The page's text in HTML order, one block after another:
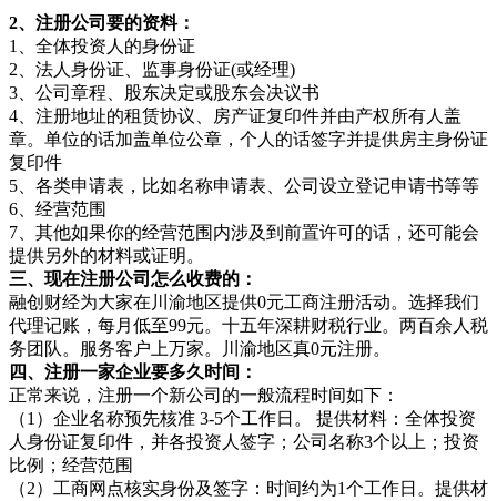
2、注册公司要的资料：
1、全体投资人的身份证
2、法人身份证、监事身份证(或经理)
3、公司章程、股东决定或股东会决议书
4、注册地址的租赁协议、房产证复印件并由产权所有人盖
章。单位的话加盖单位公章，个人的话签字并提供房主身份证
复印件
5、各类申请表，比如名称申请表、公司设立登记申请书等等
6、经营范围
7、其他如果你的经营范围内涉及到前置许可的话，还可能会
提供另外的材料或证明。
三、现在注册公司怎么收费的：
融创财经为大家在川渝地区提供0元工商注册活动。选择我们
代理记账，每月低至99元。十五年深耕财税行业。两百余人税
务团队。服务客户上万家。川渝地区真0元注册。
四、注册一家企业要多久时间：
正常来说，注册一个新公司的一般流程时间如下：
（1）企业名称预先核准 3-5个工作日。 提供材料：全体投资
人身份证复印件，并各投资人签字；公司名称3个以上；投资
比例；经营范围
（2）工商网点核实身份及签字：时间约为1个工作日。提供材